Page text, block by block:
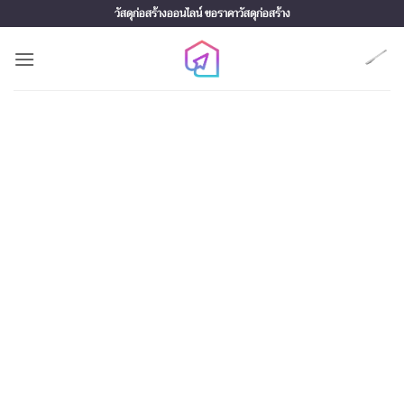
to
content
วัสดุก่อสร้างออนไลน์ ขอราคาวัสดุก่อสร้าง